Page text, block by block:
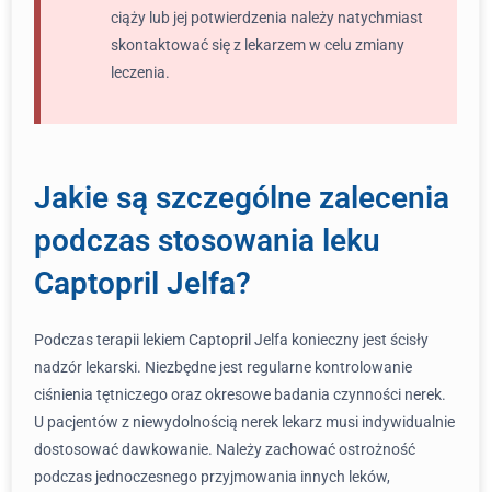
ciąży lub jej potwierdzenia należy natychmiast
skontaktować się z lekarzem w celu zmiany
leczenia.
Jakie są szczególne zalecenia
podczas stosowania leku
Captopril Jelfa?
Podczas terapii lekiem Captopril Jelfa konieczny jest ścisły
nadzór lekarski. Niezbędne jest regularne kontrolowanie
ciśnienia tętniczego oraz okresowe badania czynności nerek.
U pacjentów z niewydolnością nerek lekarz musi indywidualnie
dostosować dawkowanie. Należy zachować ostrożność
podczas jednoczesnego przyjmowania innych leków,